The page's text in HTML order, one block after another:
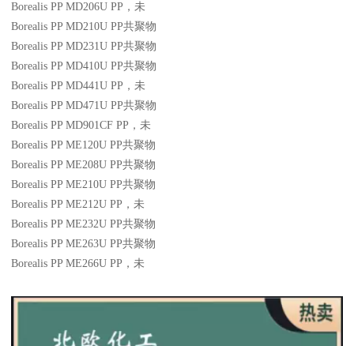
Borealis PP MD206U PP ，未
Borealis PP MD210U PP共聚物
Borealis PP MD231U PP共聚物
Borealis PP MD410U PP共聚物
Borealis PP MD441U PP ，未
Borealis PP MD471U PP共聚物
Borealis PP MD901CF PP ，未
Borealis PP ME120U PP共聚物
Borealis PP ME208U PP共聚物
Borealis PP ME210U PP共聚物
Borealis PP ME212U PP ，未
Borealis PP ME232U PP共聚物
Borealis PP ME263U PP共聚物
Borealis PP ME266U PP ，未